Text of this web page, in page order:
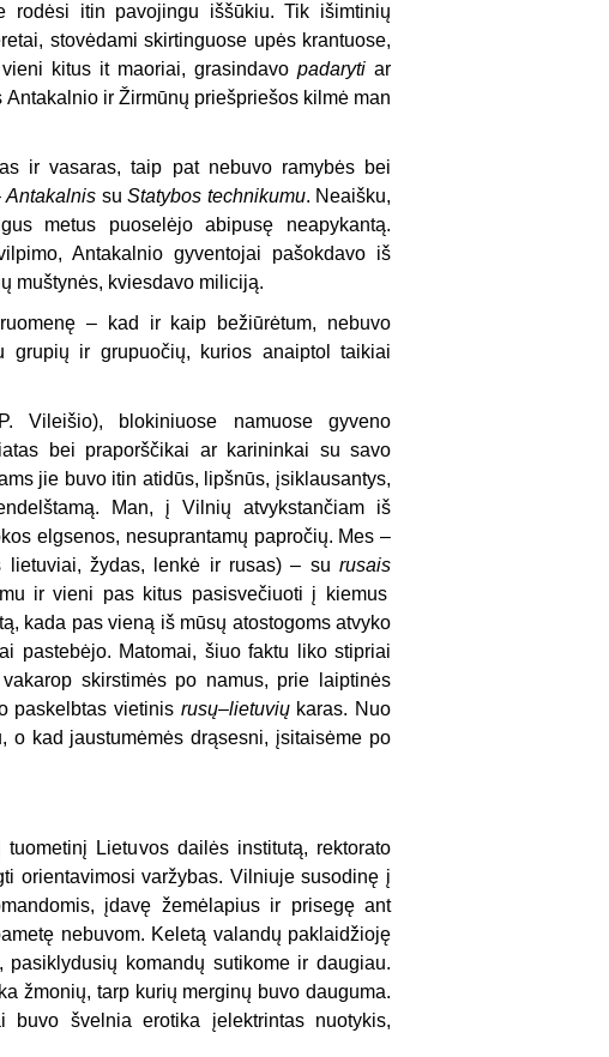
rodėsi itin pavojingu iššūkiu. Tik išimtinių
stovėdami skirtinguose upės krantuose,
kitus it maoriai, grasindavopadaryti ar
ir Žirmūnų priešpriešos kilmė man
ir vasaras, taip pat nebuvo ramybės bei
Antakalnis su Statybos technikumu. Neaišku,
metus puoselėjo abipusę neapykantą.
Antakalnio gyventojai pašokdavo iš
muštynės, kviesdavo miliciją.
– kad ir kaip bežiūrėtum, nebuvo
grupių ir grupuočių, kurios anaiptol taikiai
Vileišio), blokiniuose namuose gyveno
bei praporščikai ar karininkai su savo
jie buvo itin atidūs, lipšnūs, įsiklausantys,
Man, į Vilnių atvykstančiam iš
elgsenos, nesuprantamų papročių. Mes –
lietuviai, žydas, lenkė ir rusas) – su rusais
ir vieni pas kitus pasisvečiuoti į kiemus
kada pas vieną iš mūsų atostogoms atvyko
pastebėjo. Matomai, šiuo faktu liko stipriai
skirstimės po namus, prie laiptinės
paskelbtas vietinis rusų–lietuviųkaras. Nuo
o kad jaustumėmės drąsesni, įsitaisėme po
Lietuvos dailės institutą, rektorato
orientavimosi varžybas. Vilniuje susodinę į
įdavę žemėlapius ir prisegę ant
nebuvom. Keletą valandų paklaidžioję
pasiklydusių komandų sutikome ir daugiau.
žmonių, tarp kurių merginų buvo dauguma.
švelnia erotika įelektrintas nuotykis,